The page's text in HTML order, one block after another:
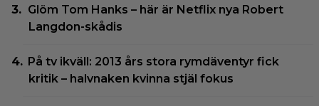
Glöm Tom Hanks – här är Netflix nya Robert
Langdon-skådis
På tv ikväll: 2013 års stora rymdäventyr fick
kritik – halvnaken kvinna stjäl fokus